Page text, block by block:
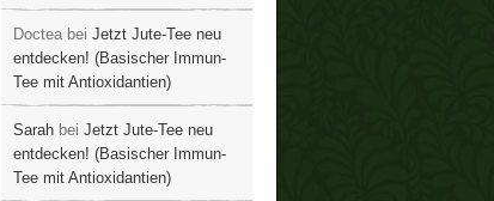
Doctea bei Jetzt Jute-Tee neu
entdecken! (Basischer Immun-
Tee mit Antioxidantien)
Sarah bei Jetzt Jute-Tee neu
entdecken! (Basischer Immun-
Tee mit Antioxidantien)